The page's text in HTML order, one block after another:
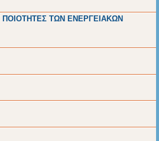
ΠΟΙΟΤΗΤΕΣ ΤΩΝ ΕΝΕΡΓΕΙΑΚΩΝ